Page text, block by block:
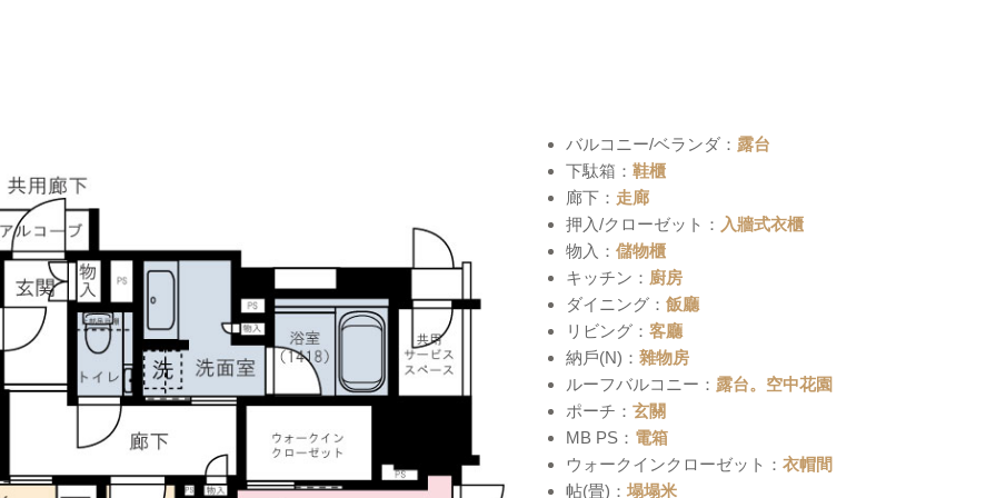
バルコニー/ベランダ
露台
下駄箱
鞋櫃
廊下
走廊
押入/クローゼット
入牆式衣櫃
物入
儲物櫃
キッチン
廚房
ダイニング
飯廳
リビング
客廳
納戶(N)
雜物房
ルーフバルコニー
露台。空中花園
ポーチ
玄關
MB PS
電箱
ウォークインクローゼット
衣帽間
帖(畳)
塌塌米